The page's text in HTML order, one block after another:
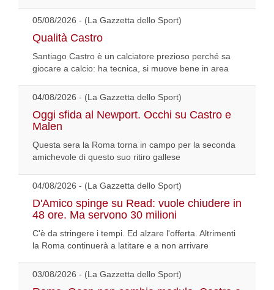
05/08/2026 - (La Gazzetta dello Sport)
Qualità Castro
Santiago Castro è un calciatore prezioso perché sa
giocare a calcio: ha tecnica, si muove bene in area
04/08/2026 - (La Gazzetta dello Sport)
Oggi sfida al Newport. Occhi su Castro e
Malen
Questa sera la Roma torna in campo per la seconda
amichevole di questo suo ritiro gallese
04/08/2026 - (La Gazzetta dello Sport)
D'Amico spinge su Read: vuole chiudere in
48 ore. Ma servono 30 milioni
C'è da stringere i tempi. Ed alzare l'offerta. Altrimenti
la Roma continuerà a latitare e a non arrivare
03/08/2026 - (La Gazzetta dello Sport)